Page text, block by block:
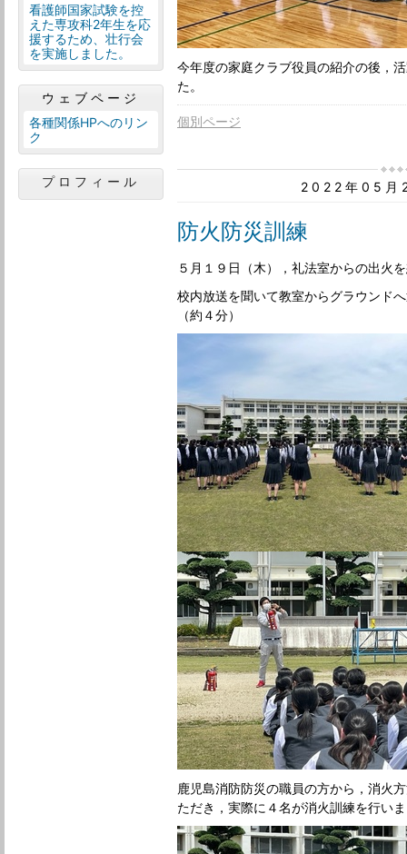
今年度の家庭クラブ役員の紹介の後，
た。
個別ページ
2022年05月
防火防災訓練
５月１９日（木），礼法室からの出火
校内放送を聞いて教室からグラウンド
（約４分）
鹿児島消防防災の職員の方から，消火
ただき，実際に４名が消火訓練を行い
看護師国家試験を控
えた専攻科2年生を応
援するため、壮行会
を実施しました。
ウェブページ
各種関係HPへのリン
ク
プロフィール